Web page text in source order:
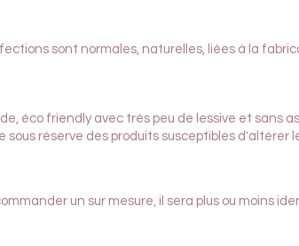
sont normales, naturelles, liées à la
éco friendly avec très peu de lessive et sans
sous réserve des produits susceptibles d'altérer
un sur mesure, il sera plus ou moins